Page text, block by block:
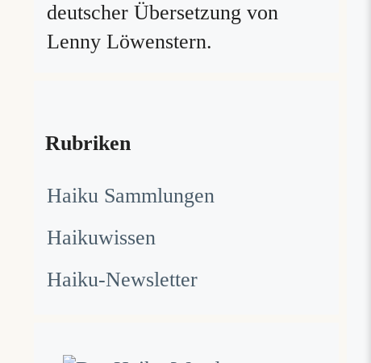
deutscher Übersetzung von
Lenny Löwenstern.
Rubriken
Haiku Sammlungen
Haikuwissen
Haiku-Newsletter